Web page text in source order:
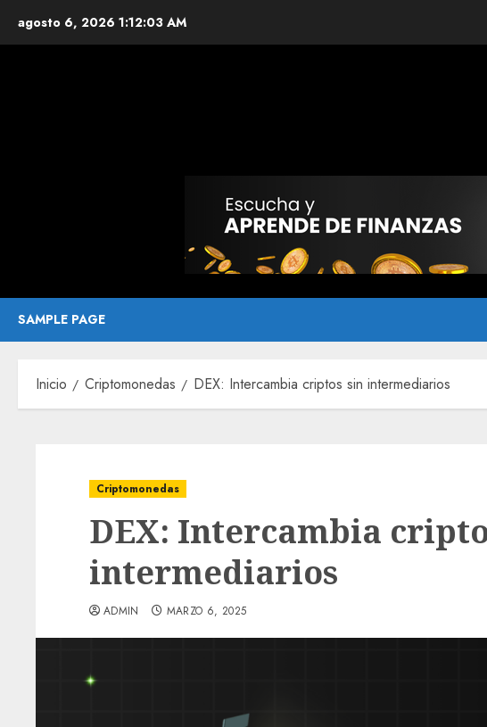
agosto 6, 2026 1:12:04 AM
SAMPLE PAGE
Inicio Criptomonedas DEX: Intercambia criptos sin intermediarios
Criptomonedas
DEX: Intercambia
intermediarios
ADMIN MARZO 6, 2025